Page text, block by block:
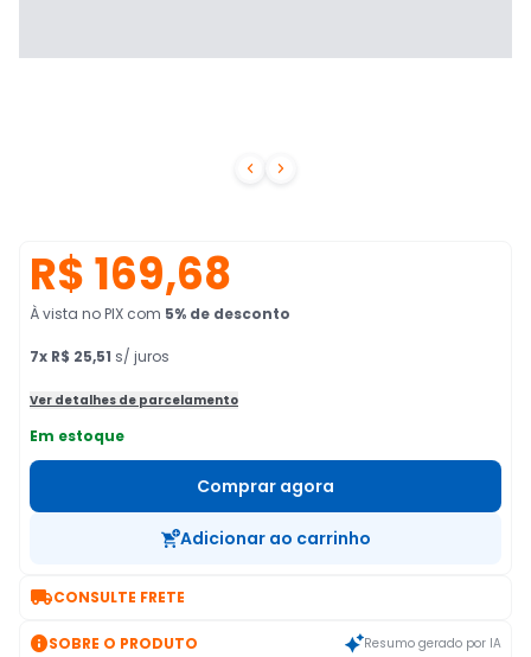
 
R$ 169,68
À vista no PIX com 5% de desconto
7x R$ 25,51 s/ juros
Ver detalhes de parcelamento
Em estoque
Comprar agora
Adicionar ao carrinho
CONSULTE FRETE
SOBRE O PRODUTO Resumo gerado por IA